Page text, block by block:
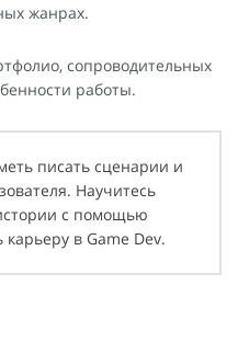
жанрах.
сопроводительных
работы.
писать сценарии и
Научитесь
с помощью
в Game Dev.